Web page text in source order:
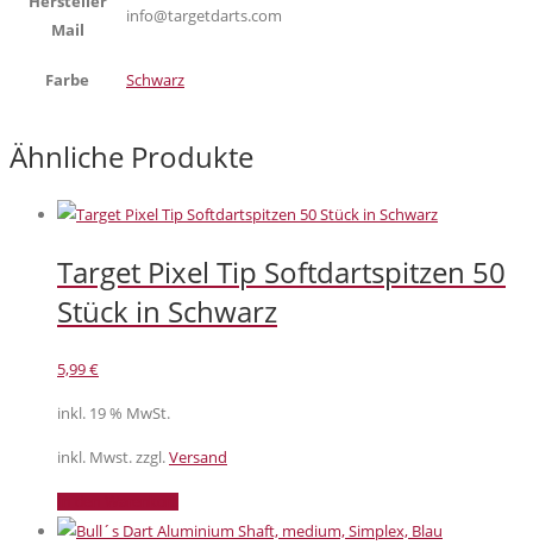
Mail
info@targetdarts.com
Farbe Schwarz
Ähnliche Produkte
Target Pixel Tip Softdartspitzen 50
Stück in Schwarz
5,99€
inkl. 19 % MwSt.
inkl. Mwst. zzgl.Versand